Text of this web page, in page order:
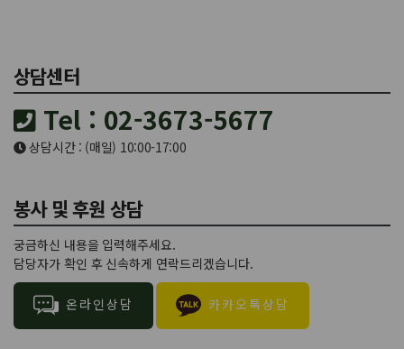
상담센터
Tel : 02-3673-5677
상담시간 : (매일) 10:00-17:00
봉사 및 후원 상담
궁금하신 내용을 입력해주세요.
담당자가 확인 후 신속하게 연락드리겠습니다.
온라인상담 카카오톡상담